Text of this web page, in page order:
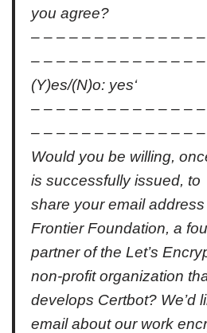
you agree?
– – – – – – – – – – – – –
– – – – – – – – – – – – –
(Y)es/(N)o: yes‘
– – – – – – – – – – – – –
– – – – – – – – – – – – –
Would you be willing,
is successfully issued, to
share your email
Frontier Foundation, a
partner of the Let’s
non-profit organization
develops Certbot? We’d
email about our work